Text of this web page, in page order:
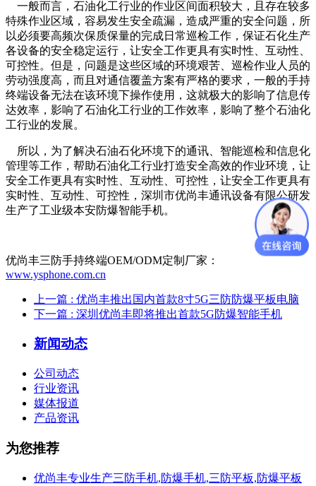
一般而言，石油化工行业的作业区间面积较大，且存在较多
特殊作业区域，容易发生安全疏漏，造成严重的安全问题，所
以必须要高频次保质保量的完成日常巡检工作，保证石化生产
各设备的安全稳定运行，让安全工作更具有实时性、互动性、
可控性。但是，问题是这些区域的环境艰苦、巡检作业人员的
劳动强度高，而且对通信覆盖方案有严格的要求，一般的手持
终端设备无法在该环境下操作使用，这就极大的影响了信息传
达效率，影响了石油化工行业的工作效率，影响了整个石油化
工行业的发展。
所以，为了解决石油石化环境下的通讯、智能巡检和信息化
管理等工作，帮助石油化工行业打造安全高效的作业环境，让
安全工作更具有实时性、互动性、可控性，让安全工作更具有
实时性、互动性、可控性，深圳市优尚丰通讯设备有限公研发
生产了工业级本安防爆智能手机。
优尚丰三防手持终端OEM/ODM定制厂家：
www.ysphone.com.cn
上一篇 : 优尚丰推出国内首款8寸5G三防防爆平板电脑
下一篇 : 深圳优尚丰即将推出首款5G防爆智能手机
新闻动态
公司动态
行业资讯
媒体报道
产品资讯
为您推荐
优尚丰专业生产三防手机,防爆手机,三防平板,防爆平板